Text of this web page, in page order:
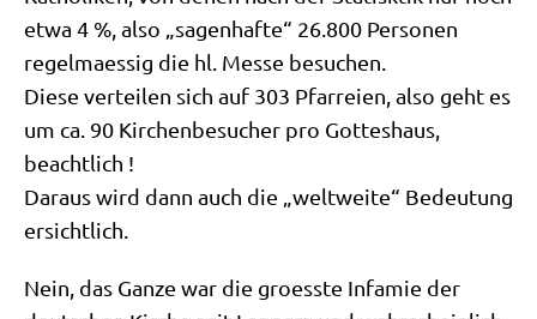
etwa 4 %, also „sagen­haf­te“ 26.800 Per­so­nen
regel­mae­ssig die hl. Mes­se besuchen.
Die­se ver­tei­len sich auf 303 Pfar­rei­en, also geht es
um ca. 90 Kir­chen­be­su­cher pro Got­tes­haus,
beachtlich !
Dar­aus wird dann auch die „welt­wei­te“ Bedeu­tung
ersichtlich.
Nein, das Gan­ze war die groess­te Infa­mie der